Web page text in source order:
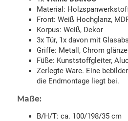
Material:
Front: Weiß Hochglanz,
Korpus: Weiß, Dekor
3x Tür, 1x davon mit
Griffe: Metall, Chrom
Füße: Kunststoffgleiter,
Zerlegte Ware. Eine
die Endmontage liegt bei.
Maße:
B/H/T: ca. 100/198/35 cm